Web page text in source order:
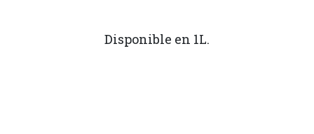
Disponible en 1L.